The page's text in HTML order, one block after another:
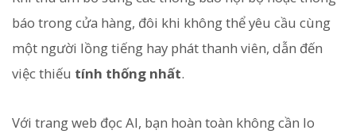
báo trong cửa hàng, đôi khi không thể yêu cầu cùng
một người lồng tiếng hay phát thanh viên, dẫn đến
việc thiếu tính thống nhất.
Với trang web đọc AI, bạn hoàn toàn không cần lo